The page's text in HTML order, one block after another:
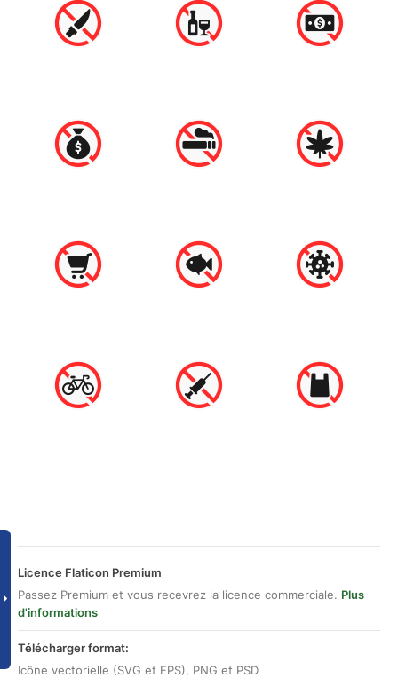
Licence Flaticon Premium
Passez Premium et vous recevrez la licence commerciale. Plus
d'informations
Télécharger format:
Icône vectorielle (SVG et EPS), PNG et PSD